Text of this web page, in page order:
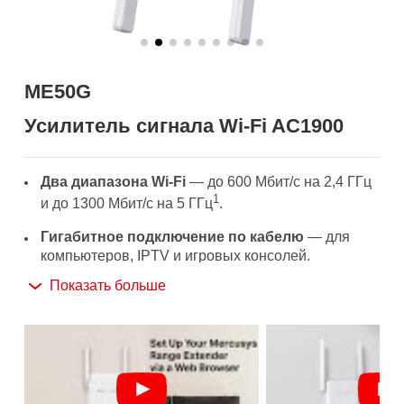
ME50G
Усилитель сигнала Wi‑Fi AC1900
Два диапазона Wi-Fi— до 600 Мбит/с на 2,4 ГГц
и до 1300 Мбит/с на 5 ГГц1.
Гигабитное подключение по кабелю — для
компьютеров, IPTV и игровых консолей.
MU-MIMO 3×3— ещё больше одновременных
Широкая совместимость— работает со всеми
Wi-Fi роутерами и точками доступа
Настройка одним нажатием
Показать больше